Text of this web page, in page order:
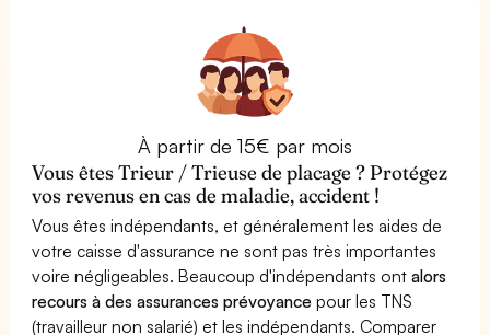
À partir de 15€ par mois
Vous êtes Trieur / Trieuse de placage ? Protégez
vos revenus en cas de maladie, accident !
Vous êtes indépendants, et généralement les aides de
votre caisse d'assurance ne sont pas très importantes
voire négligeables. Beaucoup d'indépendants ontalors
recours à des assurances prévoyance pour les TNS
(travailleur non salarié) et les indépendants. Comparer